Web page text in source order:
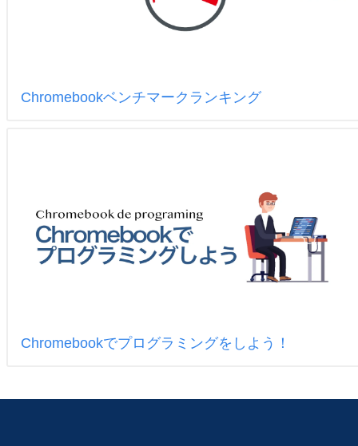
Chromebookベンチマークランキング
Chromebookでプログラミングをしよう！